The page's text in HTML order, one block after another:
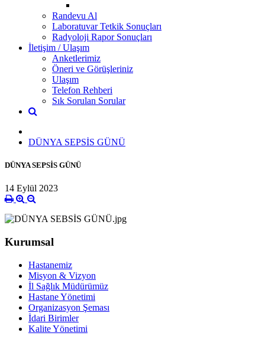
Randevu Al
Laboratuvar Tetkik Sonuçları
Radyoloji Rapor Sonuçları
İletişim / Ulaşım
Anketlerimiz
Öneri ve Görüşleriniz
Ulaşım
Telefon Rehberi
Sık Sorulan Sorular
DÜNYA SEPSİS GÜNÜ
DÜNYA SEPSİS GÜNÜ
14 Eylül 2023
Kurumsal
Hastanemiz
Misyon & Vizyon
İl Sağlık Müdürümüz
Hastane Yönetimi
Organizasyon Şeması
İdari Birimler
Kalite Yönetimi